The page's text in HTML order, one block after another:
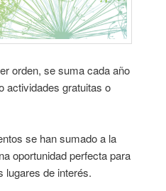
orden, se suma cada año
actividades gratuitas o
se han sumado a la
oportunidad perfecta para
lugares de interés.